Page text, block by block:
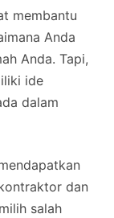
membantu
Anda
Anda. Tapi,
ide
dalam
dan
salah